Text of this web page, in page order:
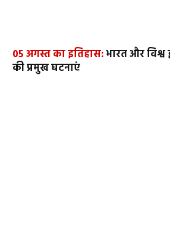
05 अगस्त का इतिहास:भारत और
की प्रमुख घटनाएं